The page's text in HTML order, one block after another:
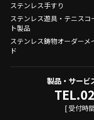
ステンレス手すり
ステンレス遊具・テニスコ
ト製品
ステンレス鋳物オーダーメ
ド
製品・サービ
[ 受付時